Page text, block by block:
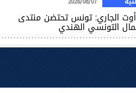
أوت الجاري: تونس تحتضن منتدى
التونسي الهندي